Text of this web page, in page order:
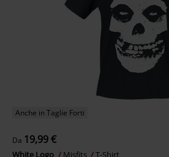
Anche in Taglie Forti
Da 19,99 €
White Logo Misfits T-Shirt